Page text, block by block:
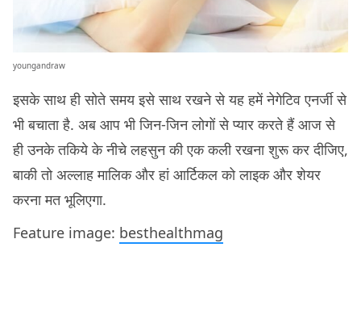
youngandraw
इसके साथ ही सोते समय इसे साथ रखने से यह हमें नेगेटिव एनर्जी से
भी बचाता है. अब आप भी जिन-जिन लोगों से प्यार करते हैं आज से
ही उनके तकिये के नीचे लहसुन की एक कली रखना शुरू कर दीजिए,
बाकी तो अल्लाह मालिक और हां आर्टिकल को लाइक और शेयर
करना मत भूलिएगा.
Feature image: besthealthmag